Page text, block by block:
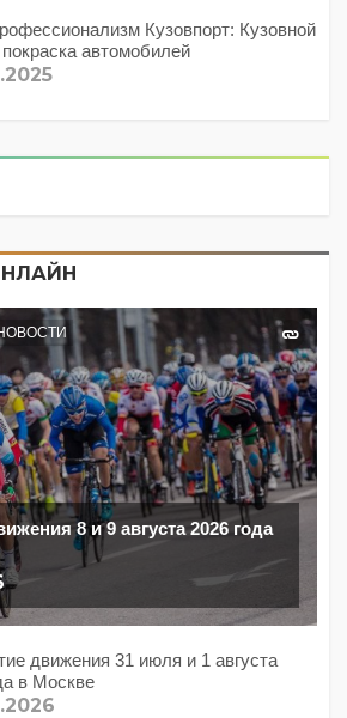
Кузовпорт: Кузовной
автомобилей
8 и 9 августа 2026 года
движения 31 июля и 1 августа
в Москве